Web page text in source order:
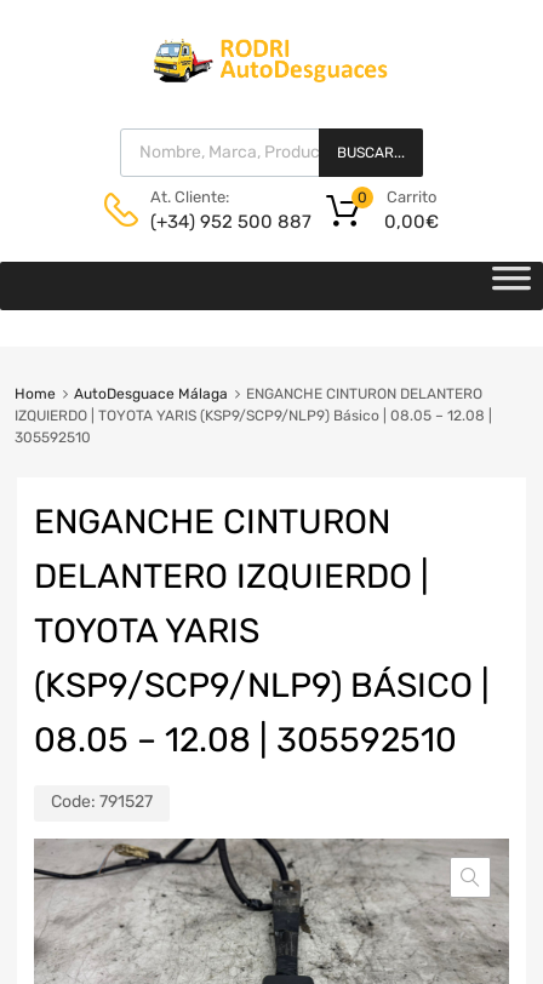
BUSCAR...
At. Cliente:
(+34) 952 500 887
Carrito
0,00€
0
Home AutoDesguace Málaga
ENGANCHE CINTURON DELANTERO
IZQUIERDO | TOYOTA YARIS (KSP9/SCP9/NLP9) Básico | 08.05 – 12.08 |
305592510
ENGANCHE CINTURON
DELANTERO IZQUIERDO |
TOYOTA YARIS
(KSP9/SCP9/NLP9) BÁSICO |
08.05 – 12.08 | 305592510
Code: 791527